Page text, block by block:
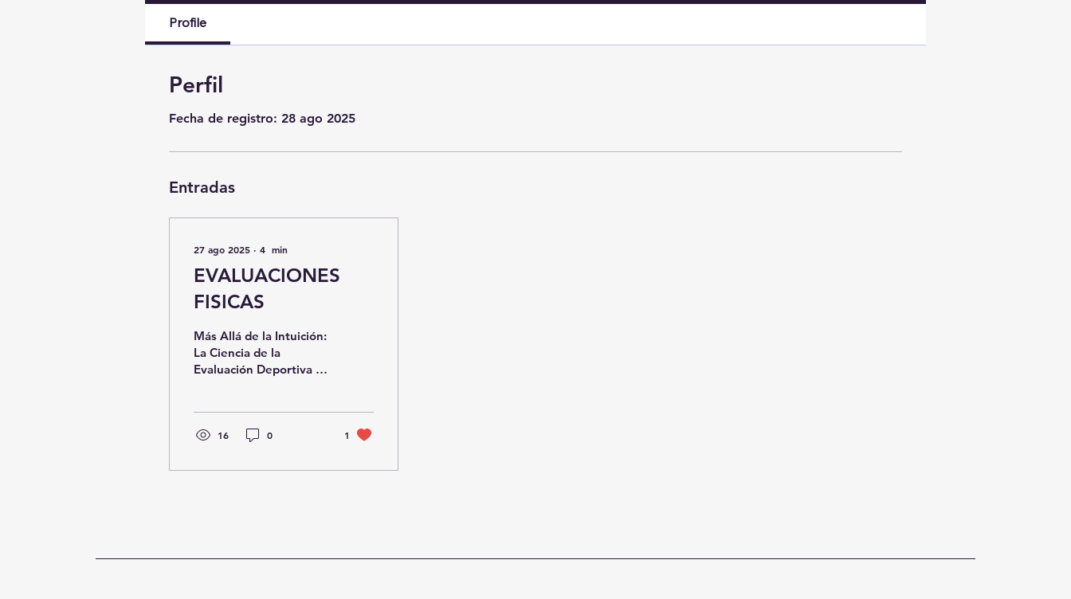
Profile
Perfil
Fecha de registro: 28 ago 2025
Entradas
27 ago 2025 ∙ 4 min
EVALUACIONES
FISICAS
Más Allá de la Intuición:
La Ciencia de la
Evaluación Deportiva En
es...
16 0 1